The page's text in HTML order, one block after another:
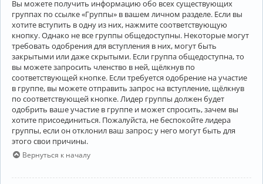
Вы можете получить информацию обо всех существующих
группах по ссылке «Группы» в вашем личном разделе. Если вы
хотите вступить в одну из них, нажмите соответствующую
кнопку. Однако не все группы общедоступны. Некоторые могут
требовать одобрения для вступления в них, могут быть
закрытыми или даже скрытыми. Если группа общедоступна, то
вы можете запросить членство в ней, щёлкнув по
соответствующей кнопке. Если требуется одобрение на участие
в группе, вы можете отправить запрос на вступление, щёлкнув
по соответствующей кнопке. Лидер группы должен будет
одобрить ваше участие в группе и может спросить, зачем вы
хотите присоединиться. Пожалуйста, не беспокойте лидера
группы, если он отклонил ваш запрос; у него могут быть для
этого свои причины.
Вернуться к началу